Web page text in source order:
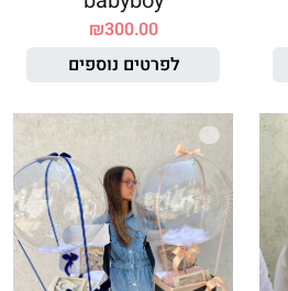
₪300.00
לפרטים נוספים